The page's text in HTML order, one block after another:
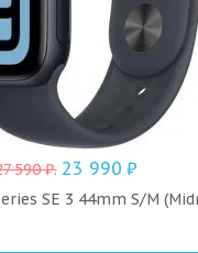
590₽. 23 990₽
SE 3 44mm S/M